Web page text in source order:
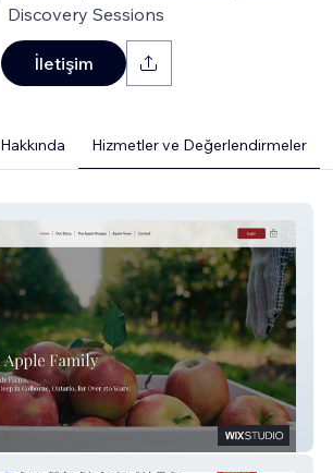
Discovery Sessions
İletişim
Hakkında Hizmetler ve Değerlendirmeler